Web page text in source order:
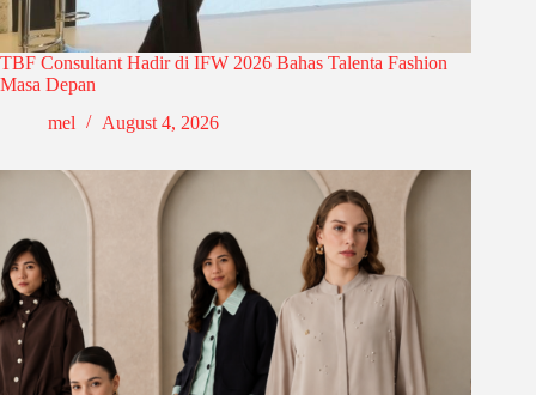
TBF Consultant Hadir di IFW 2026 Bahas Talenta Fashion
Masa Depan
mel
August 4, 2026